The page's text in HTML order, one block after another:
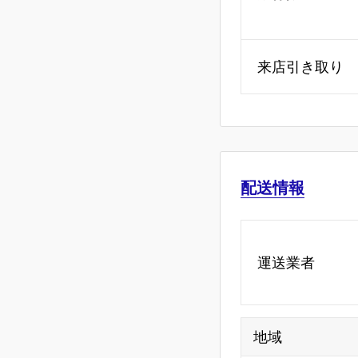
来店引き取り
配送情報
運送業者
地域